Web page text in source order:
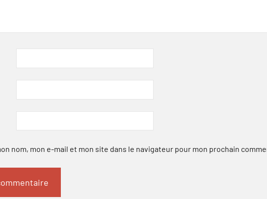
nom, mon e-mail et mon site dans le navigateur pour mon prochain